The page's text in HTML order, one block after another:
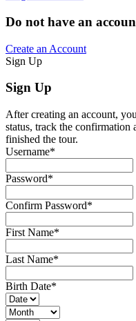
Do not have an
Create an Account
Sign Up
Sign Up
After creating an account,
status, track the confirmation
finished the tour.
Username*
Password*
Confirm Password*
First Name*
Last Name*
Birth Date*